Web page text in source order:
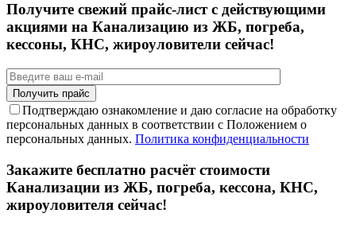
Получите свежий прайс-лист с действующими
акциями на Канализацию из ЖБ, погреба,
кессоны, КНС, жироуловители сейчас!
Подтверждаю ознакомление и даю согласие на обработку
персональных данных в соответствии с Положением о
персональных данных. Политика конфиденциальности
Закажите бесплатно расчёт стоимости
Канализации из ЖБ, погреба, кессона, КНС,
жироуловителя сейчас!